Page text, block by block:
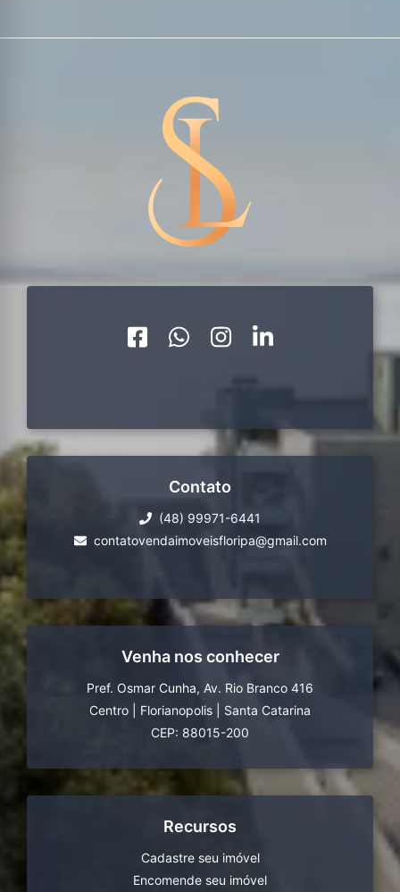
Contato
(48) 99971-6441
contatovendaimoveisfloripa@gmail.com
Venha nos conhecer
Pref. Osmar Cunha, Av. Rio Branco 416
Centro
Florianopolis
Santa Catarina
CEP: 88015-200
Recursos
Cadastre seu imóvel
Encomende seu imóvel